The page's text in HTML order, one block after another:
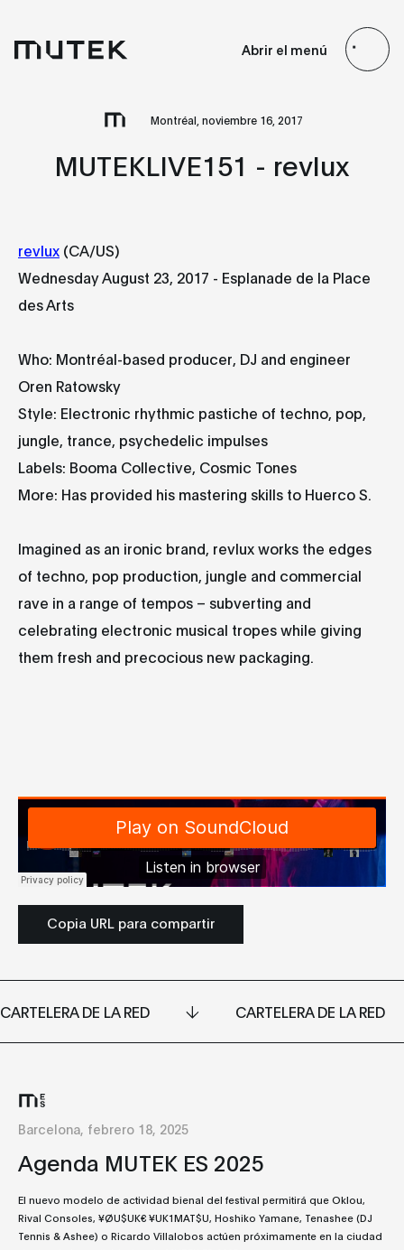
Search
Abrir el menú
Montréal, noviembre 16, 2017
MUTEKLIVE151 - revlux
revlux (CA/US)
Wednesday August 23, 2017 - Esplanade de la Place
des Arts
Who: Montréal-based producer, DJ and engineer
Oren Ratowsky
Style: Electronic rhythmic pastiche of techno, pop,
jungle, trance, psychedelic impulses
Labels: Booma Collective, Cosmic Tones
More: Has provided his mastering skills to Huerco S.
Imagined as an ironic brand, revlux works the edges
of techno, pop production, jungle and commercial
rave in a range of tempos – subverting and
celebrating electronic musical tropes while giving
them fresh and precocious new packaging.
Copia URL para compartir
CARTELERA DE LA RED CARTELERA DE LA RED
Barcelona, febrero 18, 2025
Agenda MUTEK ES 2025
El nuevo modelo de actividad bienal del festival permitirá que Oklou,
Rival Consoles, ¥ØU$UK€ ¥UK1MAT$U, Hoshiko Yamane, Tenashee (DJ
Tennis & Ashee) o Ricardo Villalobos actúen próximamente en la ciudad